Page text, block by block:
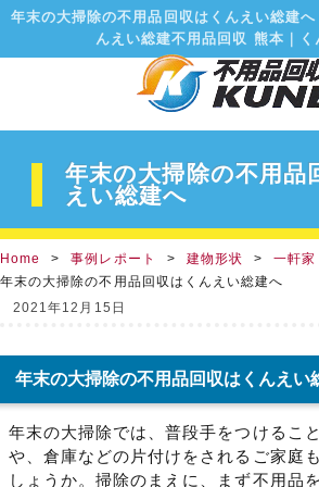
年末の大掃除の不用品回収はくんえい総建
んえい総建不用品回収 熊本｜く
Home 事例レポート 建物形状
一軒家
年末の大掃除の不用品回収はくんえい総建へ
年末の大掃除の不用品
えい総建へ
2021年12月15日
年末の大掃除の不用品回収はくんえい
年末の大掃除では、普段手をつけるこ
や、倉庫などの片付けをされるご家庭
しょうか。掃除のまえに、まず不用品